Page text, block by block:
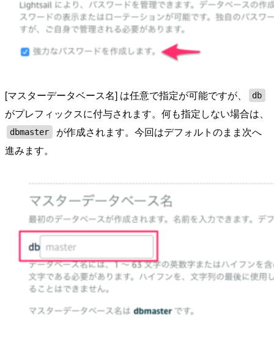
[マスターデータベース名] は任意で指定が可能ですが、 db
がプレフィックスに付与されます。何も指定しない場合は、
dbmaster
が作成されます。今回はデフォルトのまま次へ
進みます。